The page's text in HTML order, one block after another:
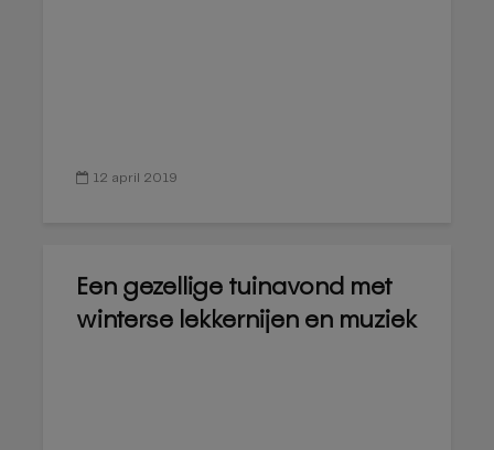
12 april 2019
Een gezellige tuinavond met
winterse lekkernijen en muziek